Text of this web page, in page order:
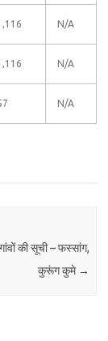
N/A
N/A
N/A
की सूची – फस्सांग,
कुरूंग कुमे →